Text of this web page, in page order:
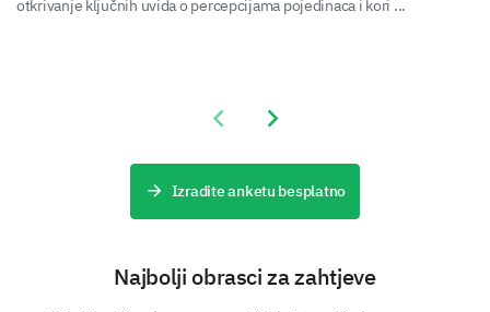
otkrivanje ključnih uvida o percepcijama pojedinaca i kori ...
Previous slide
Next slide
Izradite anketu besplatno
Najbolji obrasci za zahtjeve